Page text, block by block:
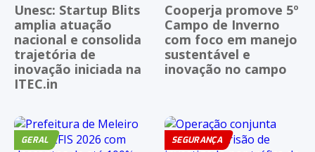
Unesc: Startup Blits
amplia atuação
nacional e consolida
trajetória de
inovação iniciada na
ITEC.in
Cooperja promove 5º
Campo de Inverno
com foco em manejo
sustentável e
inovação no campo
GERAL SEGURANÇA